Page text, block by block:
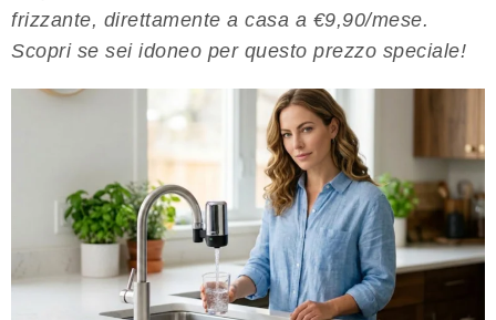
frizzante, direttamente a casa a €9,90/mese.
Scopri se sei idoneo per questo prezzo speciale!